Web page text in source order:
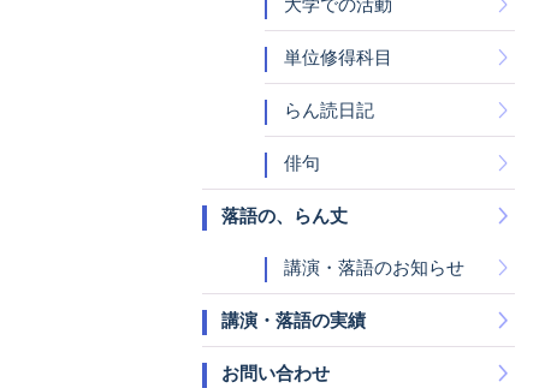
大学での活動
単位修得科目
らん読日記
俳句
落語の、らん丈
講演・落語のお知らせ
講演・落語の実績
お問い合わせ